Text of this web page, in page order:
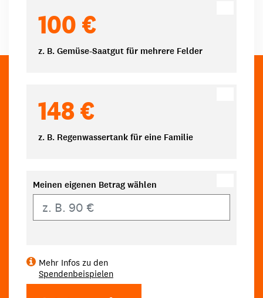
100 €
z. B. Gemüse-Saatgut für mehrere Felder
148 €
z. B. Regenwassertank für eine Familie
Meinen eigenen Betrag wählen
Mehr Infos zu den
Spendenbeispielen